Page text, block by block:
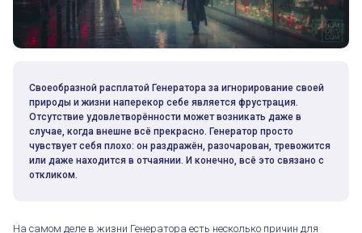
Своеобразной расплатой Генератора за игнорирование своей
природы и жизни наперекор себе является фрустрация.
Отсутствие удовлетворённости может возникать даже в
случае, когда внешне всё прекрасно. Генератор просто
чувствует себя плохо: он раздражён, разочарован, тревожится
или даже находится в отчаянии. И конечно, всё это связано с
откликом.
На самом деле в жизни Генератора есть несколько причин для